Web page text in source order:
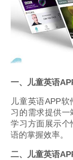
一、儿童英语
儿童英语APP
习的需求提供
学习方面展示个
语的掌握效率。
二、儿童英语